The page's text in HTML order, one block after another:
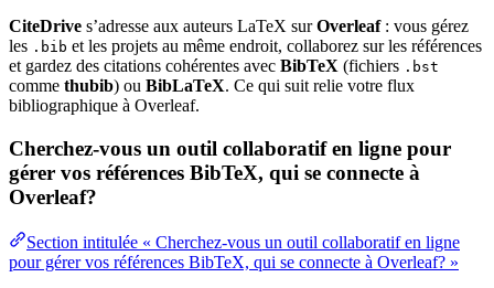
CiteDrive s’adresse aux auteurs LaTeX surOverleaf: vous gérez
les .bib et les projets au même endroit, collaborez sur les références
et gardez des citations cohérentes avec BibTeX (fichiers .bst
comme thubib) ou BibLaTeX. Ce qui suit relie votre flux
bibliographique à Overleaf.
Cherchez-vous un outil collaboratif en ligne pour
gérer vos références BibTeX, qui se connecte à
Overleaf?
Section intitulée « Cherchez-vous un outil collaboratif en ligne
pour gérer vos références BibTeX, qui se connecte à Overleaf? »